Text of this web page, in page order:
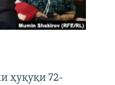
ҳуқуқи 72-